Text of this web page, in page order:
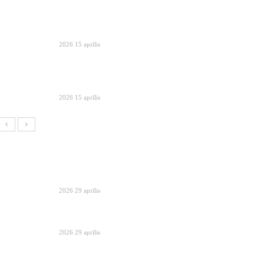
2026 15 aprīlis
2026 15 aprīlis
2026 29 aprīlis
2026 29 aprīlis